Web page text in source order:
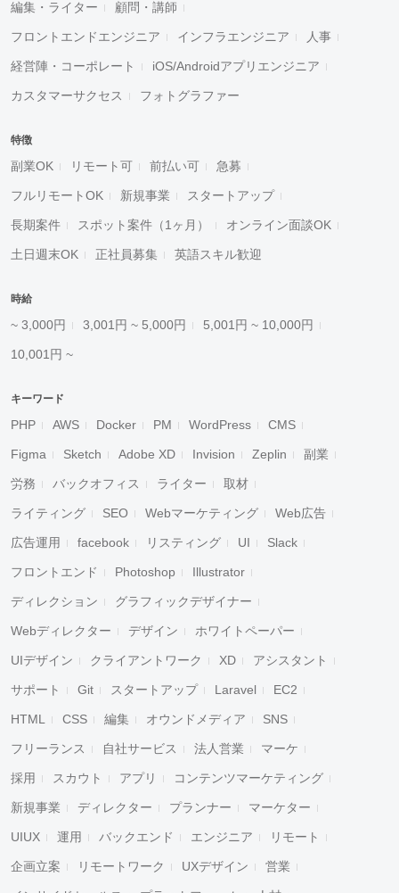
編集・ライター 顧問・講師
フロントエンドエンジニア インフラエンジニア 人事
経営陣・コーポレート iOS/Androidアプリエンジニア
カスタマーサクセス フォトグラファー
特徴
副業OK リモート可 前払い可 急募
フルリモートOK 新規事業 スタートアップ
長期案件 スポット案件（1ヶ月） オンライン面談OK
土日週末OK 正社員募集 英語スキル歓迎
時給
~ 3,000円 3,001円 ~ 5,000円 5,001円 ~ 10,000円
10,001円 ~
キーワード
PHP AWS Docker PM WordPress CMS
Figma Sketch Adobe XD Invision Zeplin 副業
労務 バックオフィス ライター 取材
ライティング SEO Webマーケティング Web広告
広告運用 facebook リスティング UI Slack
フロントエンド Photoshop Illustrator
ディレクション グラフィックデザイナー
Webディレクター デザイン ホワイトペーパー
UIデザイン クライアントワーク XD アシスタント
サポート Git スタートアップ Laravel EC2
HTML CSS 編集 オウンドメディア SNS
フリーランス 自社サービス 法人営業 マーケ
採用 スカウト アプリ コンテンツマーケティング
新規事業 ディレクター プランナー マーケター
UIUX 運用 バックエンド エンジニア リモート
企画立案 リモートワーク UXデザイン 営業